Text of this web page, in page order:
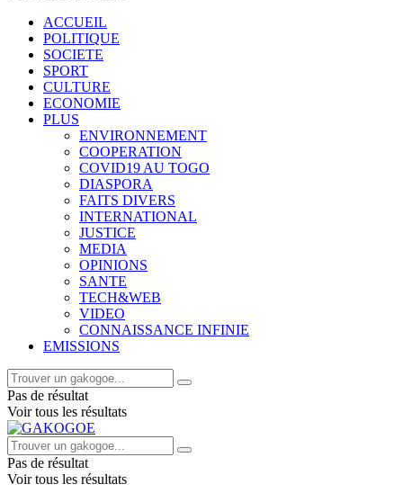
ACCUEIL
POLITIQUE
SOCIETE
SPORT
CULTURE
ECONOMIE
PLUS
ENVIRONNEMENT
COOPERATION
COVID19 AU TOGO
DIASPORA
FAITS DIVERS
INTERNATIONAL
JUSTICE
MEDIA
OPINIONS
SANTE
TECH&WEB
VIDEO
CONNAISSANCE INFINIE
EMISSIONS
Pas de résultat
Voir tous les résultats
Pas de résultat
Voir tous les résultats